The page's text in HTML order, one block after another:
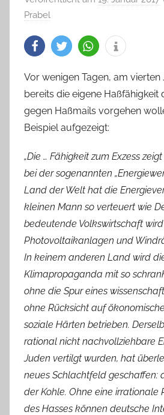
Prabel
Vor wenigen Tagen, am vierten
bereits die eigene Haßfähigkeit
gegen Haßmails vorgehen
Beispiel aufgezeigt:
„Die … Fähigkeit zum Exzess
bei der sogenannten
Land der Welt hat die
kleinen Mann so verteuert wie
bedeutende Volkswirtschaft
Photovoltaikanlagen und
In keinem anderen Land wird
Klimapropaganda mit so
ohne die Spur eines
ohne Rücksicht auf
soziale Härten betrieben.
rational nicht nachvollziehbare
Juden vertilgt wurden, hat
neues Schlachtfeld geschaffen:
der Kohle. Ohne eine irrationale
des Hasses können deutsche